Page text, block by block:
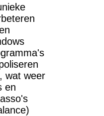
wat weer
en